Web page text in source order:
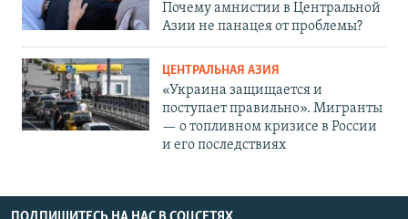
Почему амнистии в Центральной
Азии не панацея от проблемы?
ЦЕНТРАЛЬНАЯ АЗИЯ
«Украина защищается и
поступает правильно». Мигранты
— о топливном кризисе в России
и его последствиях